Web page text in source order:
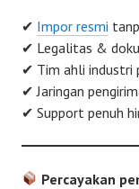
✔ Impor resmi
✔ Legalitas &
✔ Tim ahli industri
✔ Jaringan
✔ Support penuh
Percayakan